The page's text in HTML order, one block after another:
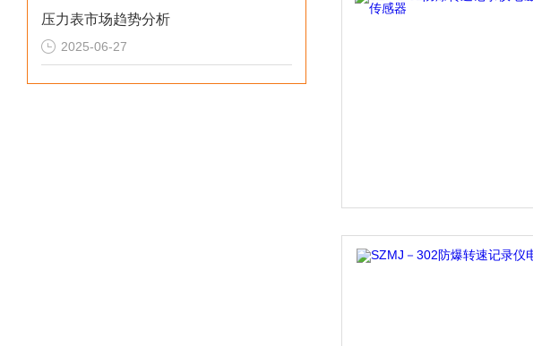
压力表市场趋势分析
2025-06-27